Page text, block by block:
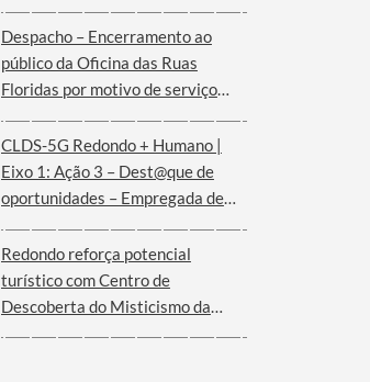
Despacho – Encerramento ao
público da Oficina das Ruas
Floridas por motivo de serviço
CLDS-5G Redondo + Humano |
Eixo 1: Ação 3 – Dest@que de
oportunidades – Empregada de
Paulo – Serra d´Ossa)
Redondo reforça potencial
turístico com Centro de
Descoberta do Misticismo da
Serra d´Ossa